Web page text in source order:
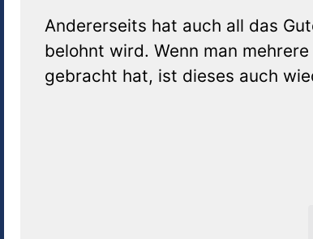
Andererseits hat auch all das
belohnt wird. Wenn man
gebracht hat, ist dieses auch